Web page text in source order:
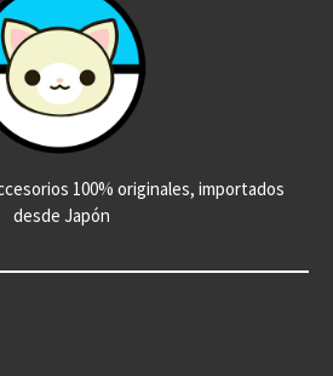
100% originales, importados
desde Japón